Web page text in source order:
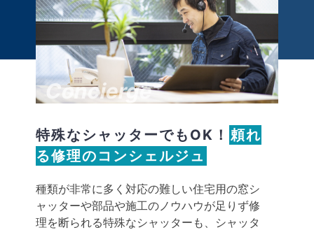
特殊なシャッターでもOK！ 頼れ
る修理のコンシェルジュ
種類が非常に多く対応の難しい住宅用の窓シ
ャッターや部品や施工のノウハウが足りず修
理を断られる特殊なシャッターも、シャッタ
Concierge